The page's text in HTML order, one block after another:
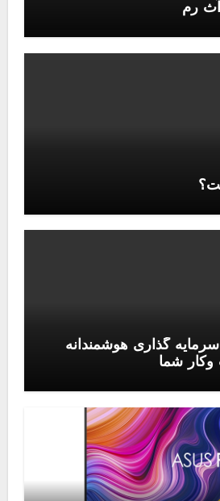
آث رم
گذاری هوشمندانه
وکار شما